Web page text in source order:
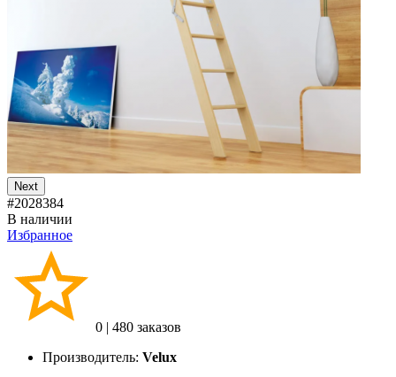
Next
#2028384
В наличии
Избранное
0 | 480 заказов
Производитель: Velux